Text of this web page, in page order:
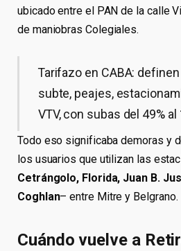
ubicado entre el PAN de la calle
de maniobras Colegiales.
Tarifazo en CABA:
subte, peajes,
VTV, con subas del 49% al
Todo eso significaba demoras y
los usuarios que utilizan las
Cetrángolo, Florida, Juan B.
Coghlan– entre Mitre y Belgrano.
Cuándo vuelve a